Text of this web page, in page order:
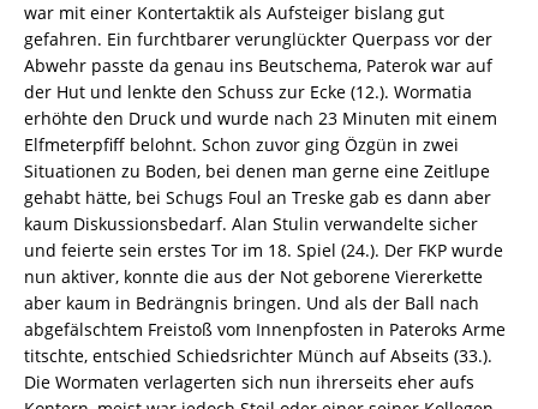
war mit einer Kontertaktik als Aufsteiger bislang gut
gefahren. Ein furchtbarer verunglückter Querpass vor der
Abwehr passte da genau ins Beutschema, Paterok war auf
der Hut und lenkte den Schuss zur Ecke (12.). Wormatia
erhöhte den Druck und wurde nach 23 Minuten mit einem
Elfmeterpfiff belohnt. Schon zuvor ging Özgün in zwei
Situationen zu Boden, bei denen man gerne eine Zeitlupe
gehabt hätte, bei Schugs Foul an Treske gab es dann aber
kaum Diskussionsbedarf. Alan Stulin verwandelte sicher
und feierte sein erstes Tor im 18. Spiel (24.). Der FKP wurde
nun aktiver, konnte die aus der Not geborene Viererkette
aber kaum in Bedrängnis bringen. Und als der Ball nach
abgefälschtem Freistoß vom Innenpfosten in Pateroks Arme
titschte, entschied Schiedsrichter Münch auf Abseits (33.).
Die Wormaten verlagerten sich nun ihrerseits eher aufs